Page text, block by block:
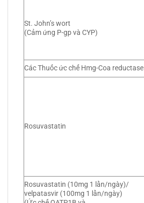
St. John’s wort
(Cảm ứng P-gp và CYP)
Các Thuốc ức chế Hmg-Coa reductase
Rosuvastatin
Rosuvastatin (10mg 1 lần/ngày)/
velpatasvir (100mg 1 lần/ngày)